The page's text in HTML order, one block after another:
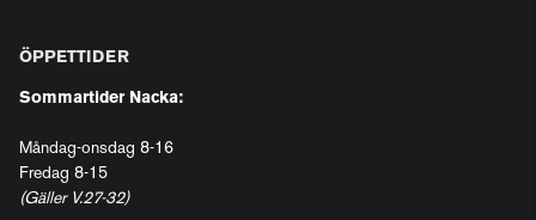
ÖPPETTIDER
Sommartider Nacka:
Måndag-onsdag 8-16
Fredag 8-15
(Gäller V.27-32)